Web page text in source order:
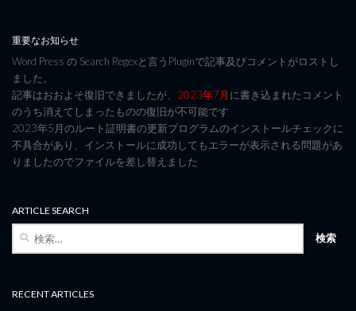
重要なお知らせ
Word Press の Search Regexと言うPluginで記事及びコメントがロストし
ました。
記事はおおよそ復旧できましたが、 2023年7月に書き込まれたコメント
のうち消えてしまったものの復旧が不可能です
2023年5月のルート証明書の更新プログラムのインストールチェックに
不具合があり、インストールに成功してもエラーが表示される問題があ
りましたのでファイルを差し替えました
ARTICLE SEARCH
RECENT ARTICLES